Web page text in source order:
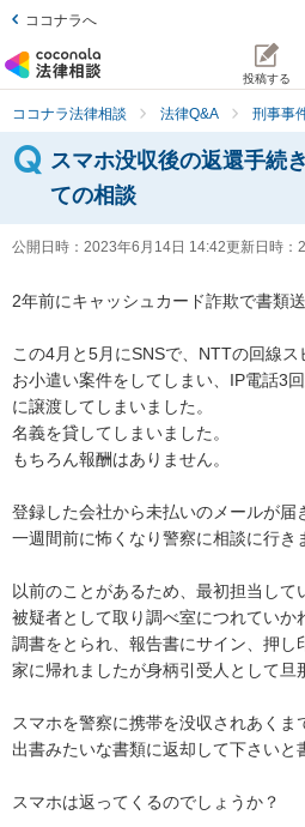
ココナラへ
投稿する
ココナラ法律相談 法律Q&A 刑事事
スマホ没収後の返還手続
ての相談
公開日時： 2023年6月14日 14:42更新日時：
2年前にキャッシュカード詐欺で書類
この4月と5月にSNSで、NTTの回線
お小遣い案件をしてしまい、IP電話3
に譲渡してしまいました。
名義を貸してしまいました。
もちろん報酬はありません。
登録した会社から未払いのメールが届
一週間前に怖くなり警察に相談に行き
以前のことがあるため、最初担当し
被疑者として取り調べ室につれていか
調書をとられ、報告書にサイン、押し
家に帰れましたが身柄引受人として旦
スマホを警察に携帯を没収されあくま
出書みたいな書類に返却して下さいと
スマホは返ってくるのでしょうか？